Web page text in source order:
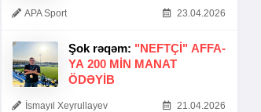
APA Sport 23.04.2026
Şok rəqəm: "NEFTÇI" AFFA-
YA 200 MIN MANAT
ÖDƏYIB
İsmayıl Xeyrullayev 21.04.2026